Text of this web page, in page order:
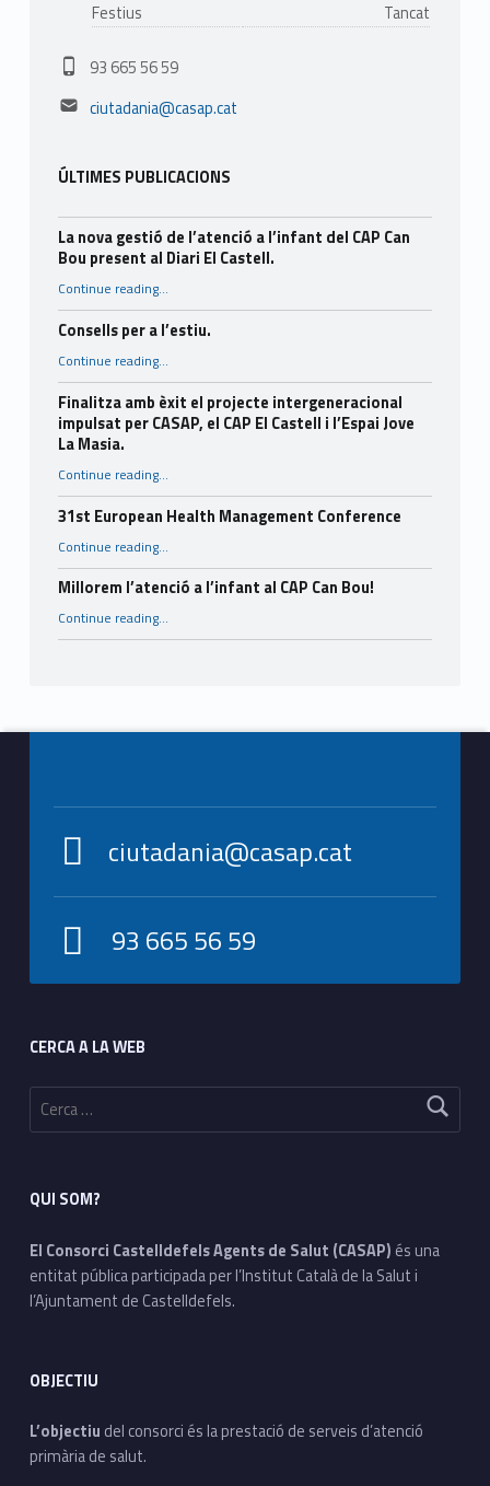
Festius
Tancat
Phone number:
93 665 56 59
Email address:
ciutadania@casap.cat
ÚLTIMES PUBLICACIONS
La nova gestió de l’atenció a l’infant del CAP Can
Bou present al Diari El Castell.
Continue reading“La nova gestió de l’atenció a l’infant del CAP Can Bou present al Diari El Castell.”
…
Consells per a l’estiu.
Continue reading…
Finalitza amb èxit el projecte intergeneracional
impulsat per CASAP, el CAP El Castell i l’Espai Jove
La Masia.
Continue reading“Finalitza amb èxit el projecte intergeneracional impulsat per CASAP, el CAP El Castell i l’Espai Jove La Masia.”
…
31st European Health Management Conference
Continue reading…
Millorem l’atenció a l’infant al CAP Can Bou!
Continue reading“Millorem l’atenció a l’infant al CAP Can Bou!”
…
Footer info sidebar
ciutadania@casap.cat
93 665 56 59
CERCA A LA WEB
Cerca:
QUI SOM?
El Consorci Castelldefels Agents de Salut (CASAP) és una
entitat pública participada per l’Institut Català de la Salut i
l’Ajuntament de Castelldefels.
OBJECTIU
L’objectiu del consorci és la prestació de serveis d’atenció
primària de salut.